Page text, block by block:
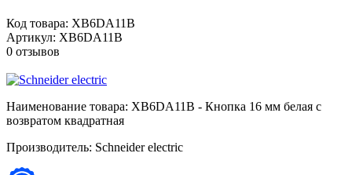
Код товара: XB6DA11B
Артикул: XB6DA11B
0 отзывов
Наименование товара: XB6DA11B - Кнопка 16 мм белая с
возвратом квадратная
Производитель: Schneider electric